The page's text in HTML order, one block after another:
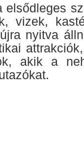
elsődleges
vizek,
nyitva
akik a